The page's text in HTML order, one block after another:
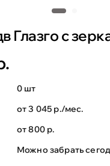
Глазго с
0 шт
от 3 045 р./мес.
от 800 р.
Можно забрать